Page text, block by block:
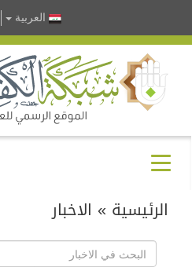
العربية
الرئيسية » الاخبار